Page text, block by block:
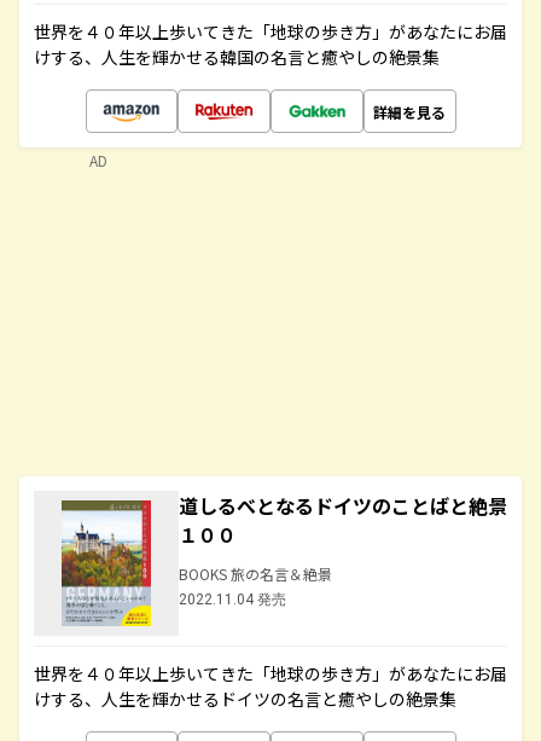
世界を４０年以上歩いてきた「地球の歩き方」があなたにお届
けする、人生を輝かせる韓国の名言と癒やしの絶景集
詳細を見る
道しるべとなるドイツのことばと絶景
１００
BOOKS 旅の名言＆絶景
2022.11.04 発売
世界を４０年以上歩いてきた「地球の歩き方」があなたにお届
けする、人生を輝かせるドイツの名言と癒やしの絶景集
AD